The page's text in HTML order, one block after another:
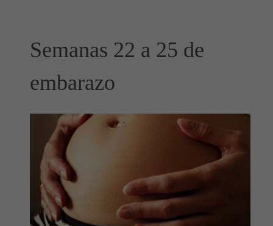
Semanas 22 a 25 de
embarazo